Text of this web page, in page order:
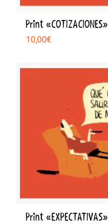
Print «COTIZACIONES»
10,00€
Print «EXPECTATIVAS»